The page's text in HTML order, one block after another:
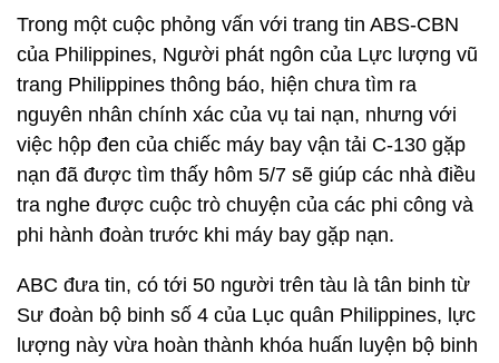
Trong một cuộc phỏng vấn với trang tin ABS-CBN
của Philippines, Người phát ngôn của Lực lượng vũ
trang Philippines thông báo, hiện chưa tìm ra
nguyên nhân chính xác của vụ tai nạn, nhưng với
việc hộp đen của chiếc máy bay vận tải C-130 gặp
nạn đã được tìm thấy hôm 5/7 sẽ giúp các nhà điều
tra nghe được cuộc trò chuyện của các phi công và
phi hành đoàn trước khi máy bay gặp nạn.
ABC đưa tin, có tới 50 người trên tàu là tân binh từ
Sư đoàn bộ binh số 4 của Lục quân Philippines, lực
lượng này vừa hoàn thành khóa huấn luyện bộ binh